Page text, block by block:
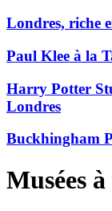
Londres, riche
Paul Klee à la
Harry Potter
Londres
Buckhingham
Musées